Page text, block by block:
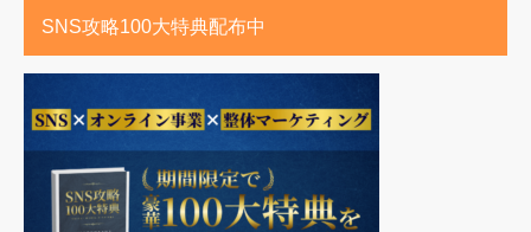
SNS攻略100大特典配布中